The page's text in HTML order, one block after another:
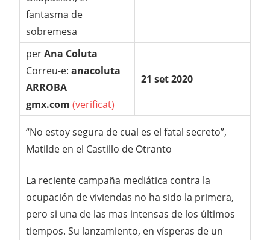
fantasma de
sobremesa
perAna Coluta
Correu-e: anacoluta
ARROBA
gmx.com (verificat)
21 set 2020
“No estoy segura de cual es el fatal secreto”,
Matilde en el Castillo de Otranto
La reciente campaña mediática contra la
ocupación de viviendas no ha sido la primera,
pero si una de las mas intensas de los últimos
tiempos. Su lanzamiento, en vísperas de un